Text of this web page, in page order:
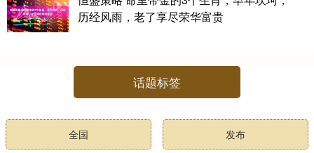
历经风雨，老了享尽荣华富贵
话题标签
全国 发布